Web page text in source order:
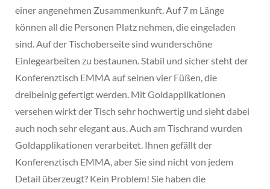
einer angenehmen Zusammenkunft. Auf 7 m Länge
können all die Personen Platz nehmen, die eingeladen
sind. Auf der Tischoberseite sind wunderschöne
Einlegearbeiten zu bestaunen. Stabil und sicher steht der
Konferenztisch EMMA auf seinen vier Füßen, die
dreibeinig gefertigt werden. Mit Goldapplikationen
versehen wirkt der Tisch sehr hochwertig und sieht dabei
auch noch sehr elegant aus. Auch am Tischrand wurden
Goldapplikationen verarbeitet. Ihnen gefällt der
Konferenztisch EMMA, aber Sie sind nicht von jedem
Detail überzeugt? Kein Problem! Sie haben die